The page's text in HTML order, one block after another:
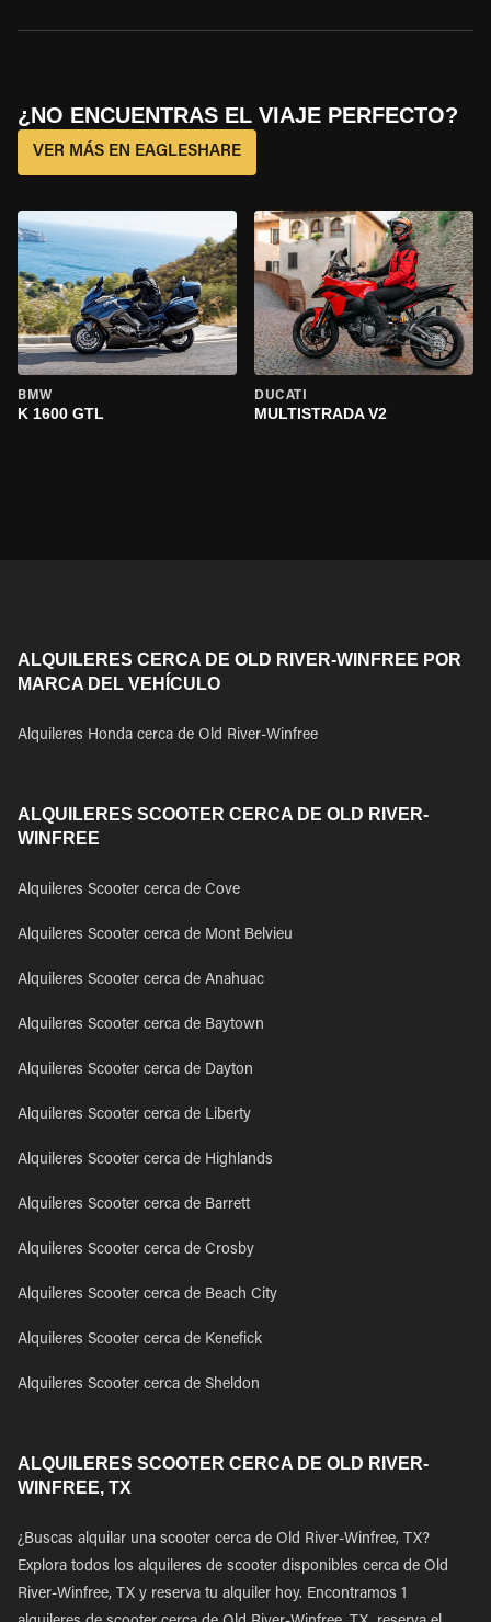
¿NO ENCUENTRAS EL VIAJE PERFECTO?
VER MÁS EN EAGLESHARE
BMW
K 1600 GTL
DUCATI
MULTISTRADA V2
ALQUILERES CERCA DE OLD RIVER-WINFREE POR
MARCA DEL VEHÍCULO
Alquileres Honda cerca de Old River-Winfree
ALQUILERES SCOOTER CERCA DE OLD RIVER-
WINFREE
Alquileres Scooter cerca de Cove
Alquileres Scooter cerca de Mont Belvieu
Alquileres Scooter cerca de Anahuac
Alquileres Scooter cerca de Baytown
Alquileres Scooter cerca de Dayton
Alquileres Scooter cerca de Liberty
Alquileres Scooter cerca de Highlands
Alquileres Scooter cerca de Barrett
Alquileres Scooter cerca de Crosby
Alquileres Scooter cerca de Beach City
Alquileres Scooter cerca de Kenefick
Alquileres Scooter cerca de Sheldon
ALQUILERES SCOOTER CERCA DE OLD RIVER-
WINFREE, TX
¿Buscas alquilar una scooter cerca de Old River-Winfree, TX?
Explora todos los alquileres de scooter disponibles cerca de Old
River-Winfree, TX y reserva tu alquiler hoy. Encontramos 1